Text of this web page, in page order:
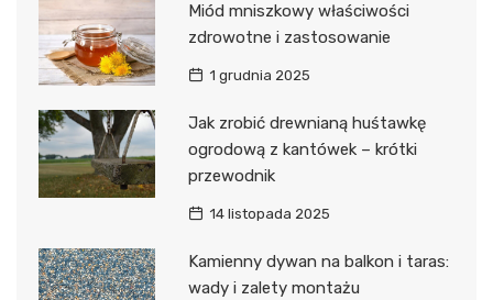
Miód mniszkowy właściwości
zdrowotne i zastosowanie
1 grudnia 2025
Jak zrobić drewnianą huśtawkę
ogrodową z kantówek – krótki
przewodnik
14 listopada 2025
Kamienny dywan na balkon i taras:
wady i zalety montażu